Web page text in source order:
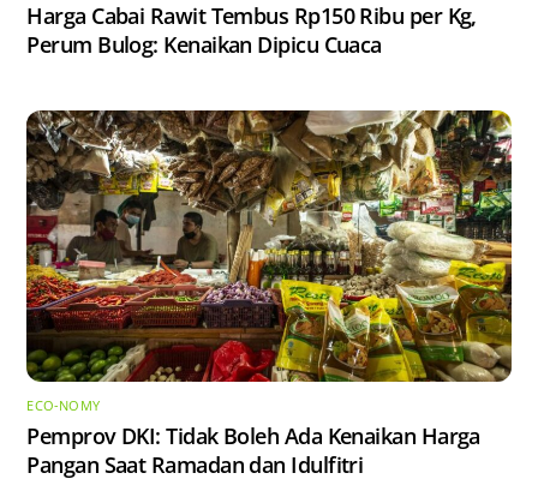
Harga Cabai Rawit Tembus Rp150 Ribu per Kg,
Perum Bulog: Kenaikan Dipicu Cuaca
ECO-NOMY
Pemprov DKI: Tidak Boleh Ada Kenaikan Harga
Pangan Saat Ramadan dan Idulfitri